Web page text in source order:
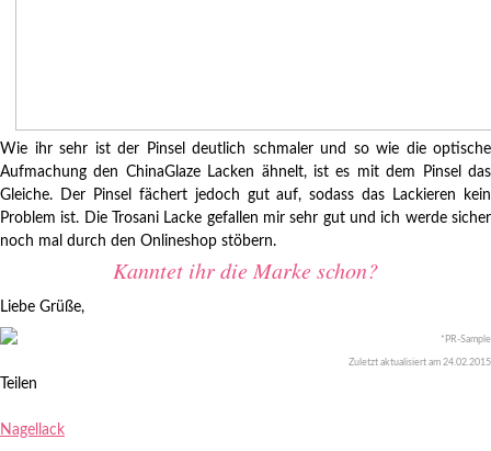
Wie ihr sehr ist der Pinsel deutlich schmaler und so wie die optische
Aufmachung den ChinaGlaze Lacken ähnelt, ist es mit dem Pinsel das
Gleiche. Der Pinsel fächert jedoch gut auf, sodass das Lackieren kein
Problem ist. Die Trosani Lacke gefallen mir sehr gut und ich werde sicher
noch mal durch den Onlineshop stöbern.
Kanntet ihr die Marke schon?
Liebe Grüße,
*PR-Sample
Zuletzt aktualisiert am 24.02.2015
Teilen
Nagellack